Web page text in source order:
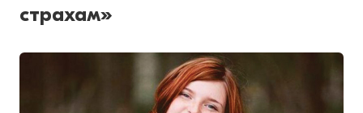
страхам»